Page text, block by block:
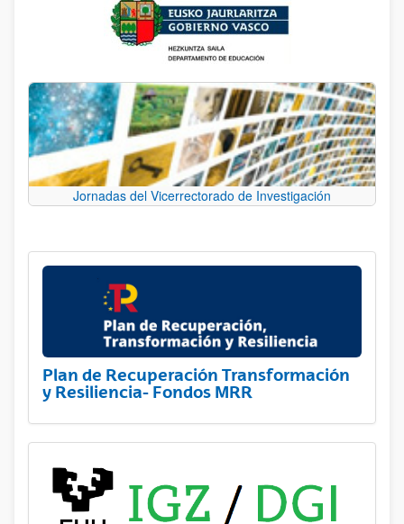
Jornadas del Vicerrectorado de Investigación
Plan de Recuperación Transformación
y Resiliencia- Fondos MRR